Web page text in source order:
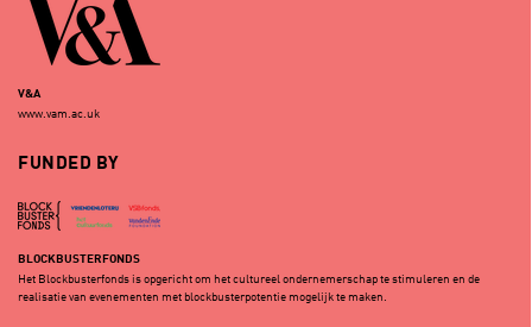
V&A
www.vam.ac.uk
FUNDED BY
BLOCKBUSTERFONDS
Het Blockbusterfonds is opgericht om het cultureel ondernemerschap te stimuleren en de
realisatie van evenementen met blockbusterpotentie mogelijk te maken.